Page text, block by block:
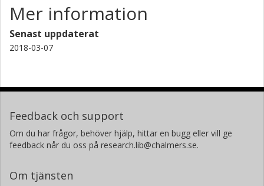
Mer information
Senast uppdaterat
2018-03-07
Feedback och support
Om du har frågor, behöver hjälp, hittar en bugg eller vill ge
feedback når du oss på research.lib@chalmers.se.
Om tjänsten